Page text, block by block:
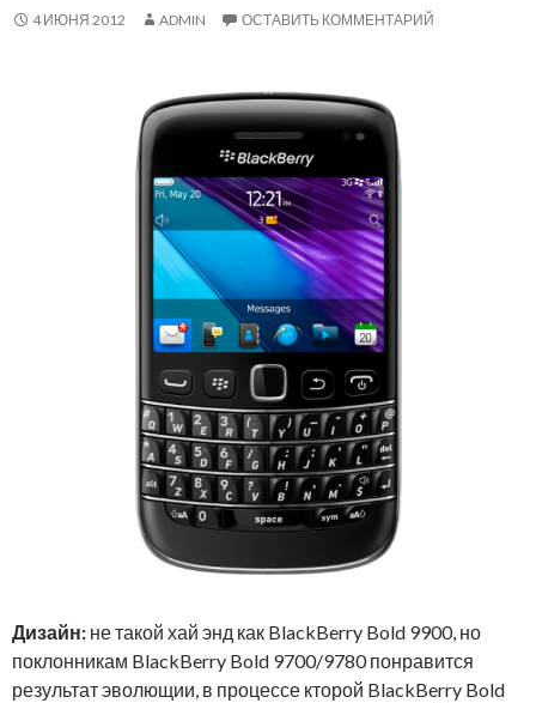
4 ИЮНЯ 2012 ADMIN ОСТАВИТЬ КОММЕНТАРИЙ
Дизайн: не такой хай энд как BlackBerry Bold 9900, но
поклонникам BlackBerry Bold 9700/9780 понравится
результат эволющии, в процессе кторой BlackBerry Bold